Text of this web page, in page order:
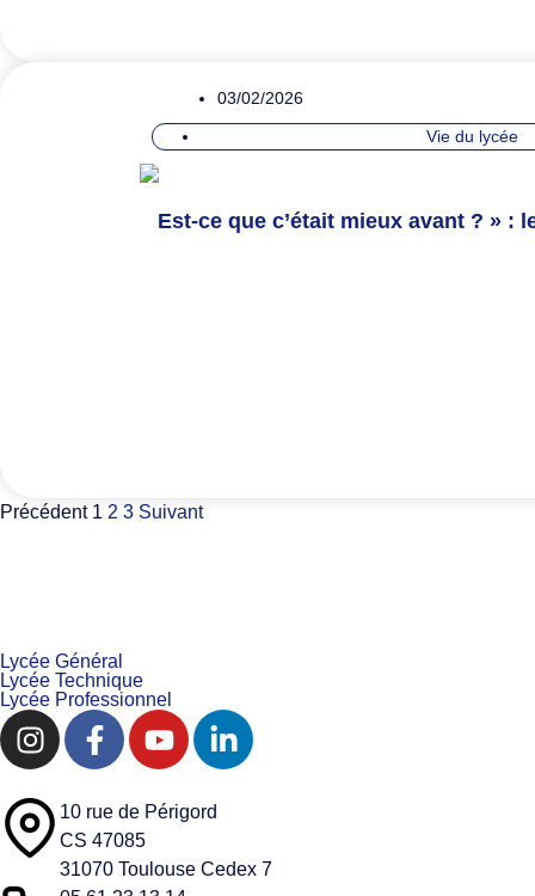
03/02/2026
Vie du lycée
Est-ce que c’était mieux avant ? » :
Précédent 1 2 3 Suivant
Lycée Général
Lycée Technique
Lycée Professionnel
10 rue de Périgord
CS 47085
31070 Toulouse Cedex 7